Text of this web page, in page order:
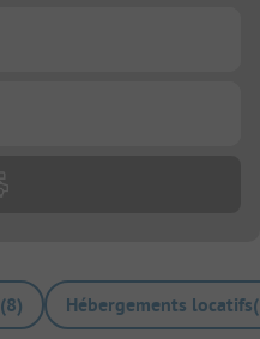
(8) Hébergements locatifs(